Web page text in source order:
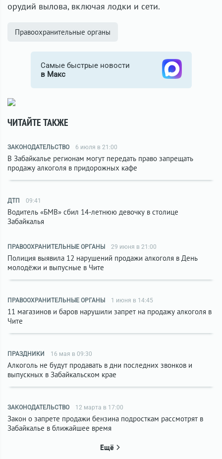
орудий вылова, включая лодки и сети.
Правоохранительные органы
Самые быстрые новости
в Макс
ЧИТАЙТЕ ТАКЖЕ
ЗАКОНОДАТЕЛЬСТВО 6 июля в 21:00
В Забайкалье регионам могут передать право запрещать
продажу алкоголя в придорожных кафе
ДТП 09:41
Водитель «БМВ» сбил 14-летнюю девочку в столице
Забайкалья
ПРАВООХРАНИТЕЛЬНЫЕ ОРГАНЫ 29 июня в 21:00
Полиция выявила 12 нарушений продажи алкоголя в День
молодёжи и выпусные в Чите
ПРАВООХРАНИТЕЛЬНЫЕ ОРГАНЫ 1 июня в 14:45
11 магазинов и баров нарушили запрет на продажу алкоголя в
Чите
ПРАЗДНИКИ 16 мая в 09:30
Алкоголь не будут продавать в дни последних звонков и
выпускных в Забайкальском крае
ЗАКОНОДАТЕЛЬСТВО 12 марта в 17:00
Закон о запрете продажи бензина подросткам рассмотрят в
Забайкалье в ближайшее время
Ещё